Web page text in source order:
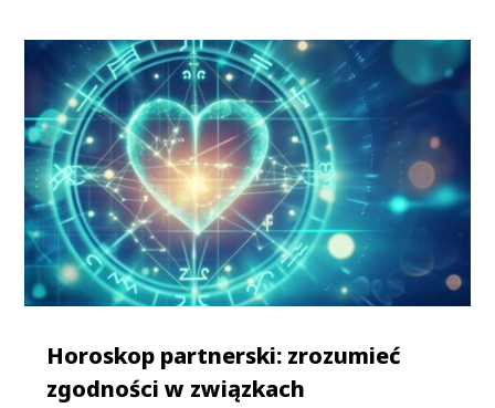
Horoskop partnerski: zrozumieć
zgodności w związkach